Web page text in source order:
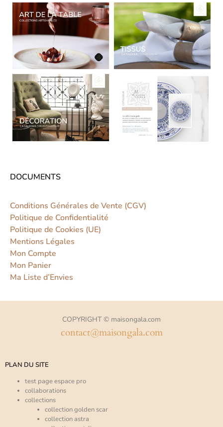
DOCUMENTS
Conditions Générales de Vente (CGV)
Politique de Confidentialité
Politique de Cookies (UE)
Mentions Légales
Mon Compte
Mon Panier
Ma Liste d’Envies
COPYRIGHT © maisongala.com
contact@maisongala.com
PLAN DU SITE
test page espace pro
collaborations
collections
collection golden scar
collection astra